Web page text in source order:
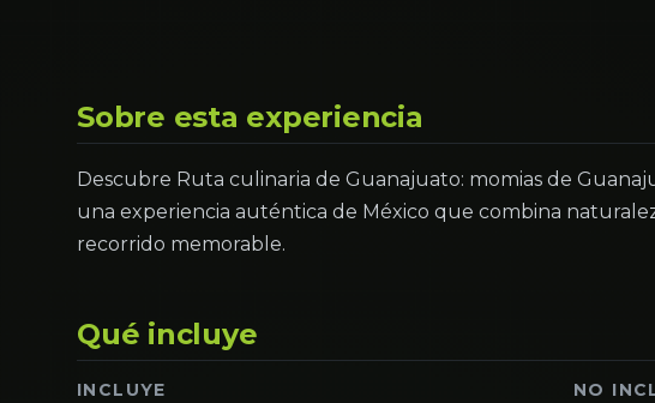
Sobre esta experiencia
Descubre Ruta culinaria de Guanajuato: momias de
una experiencia auténtica de México que combina
recorrido memorable.
Qué incluye
INCLUYE NO